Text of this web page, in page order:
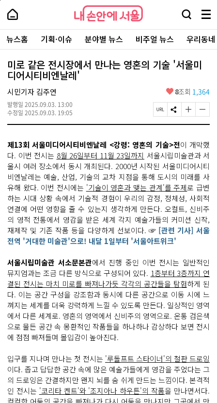
본
로
가
내
손
안
에
서
울
-
서
울
시
대
표
소
통
포
내
손
에
울
검
창
열
기
메
뉴
전
체
보
주
요
서
뉴스홈 기획·이슈 분야별 뉴스 비주얼 뉴스 우리동
미로 같은 전시장에서 만나는 영혼의 기술 '서울미
디어시티비엔날레'
시민기자 김주연
발행일 2025.09.03. 13:00
수정일 2025.09.03. 19:05
좋
요
8조회 1,364
페
이
R
L
복
사
S
N
유
하
기
글
자
크
게
변
경
하
기
글
자
작
게
변
경
하
기
제13회 서울미디어시티비엔날레 <강령: 영혼의 기술>전이 개막했
다. 이번 전시는 8월 26일부터 11월 23일까지 서울시립미술관과 서
울시 여러 장소에서 동시 개최된다. 2000년 시작된 서울미디어시티
비엔날레는 예술, 산업, 기술의 교차 지점을 통해 도시의 미래를 사
유해 왔다. 이번 전시에는 '기술이 영혼과 맺는 관계'를 주제로 급변
하는 시대 상황 속에서 기술적 경험이 우리의 감정, 정체성, 사회적
연결에 어떤 영향을 줄 수 있는지 생각하게 만든다. 오컬트, 신비주
의 영적 전통에서 영감을 받은 세계 각지 예술가들의 커미션 신작,
재제작 및 기존 작품 등을 다양하게 선보이다. ☞[관련 기사] 서울
전역 '거대한 미술관'으로! 내달 1일부터 '서울아트위크'
서울시립미술관 서소문본관에서 진행 중인 이번 전시는 일반적인
뮤지엄과는 조금 다른 방식으로 구성되어 있다. 1층부터 3층까지 연
결된 전시는 마치 미로를 빠져나가듯 각각의 공간들을 탐험하게 된
다. 이는 공간 구성을 강조함과 동시에 다른 공간으로 이동 시에 느
껴지는 세계를 더욱 강력하게 느낄 수 있도록 만든다. 일상적인 영역
에서 다른 세계로. 영혼의 영역에서 신비주의 영역으로. 온통 검은색
으로 물든 공간 속 몽환적인 작품들을 하나하나 감상하다 보면 전시
에 점점 빠져들며 몰입감이 높아진다.
입구를 지나며 만나는 첫 전시는 '루돌프트 스타이너'의 철판 드로잉
이다. 좁고 답답한 공간 속에 많은 예술가들에게 영감을 주었다는 그
의 드로잉은 간결하지만 왠지 뇌를 숨 쉬게 만드는 느낌이다. 본격적
인 전시는 '코리타 켄트'와 '조지아나 하우튼'의 작품을 만나면서다.
페
상
단
로